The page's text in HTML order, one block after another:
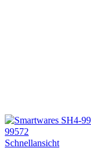
Schnellansicht